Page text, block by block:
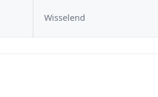
Wisselend